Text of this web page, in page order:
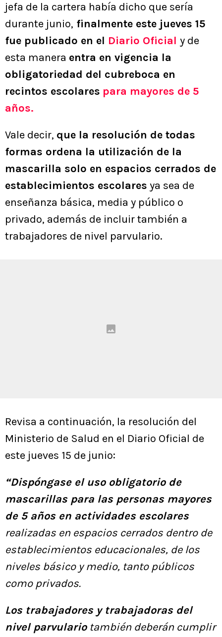
jefa de la cartera había dicho que sería
durante junio, finalmente este jueves 15
fue publicado en el Diario Oficial y de
esta manera entra en vigencia la
obligatoriedad del cubreboca en
recintos escolares para mayores de 5
años.
Vale decir, que la resolución de todas
formas ordena la utilización de la
mascarilla solo en espacios cerrados de
establecimientos escolares ya sea de
enseñanza básica, media y público o
privado, además de incluir también a
trabajadores de nivel parvulario.
Revisa a continuación, la resolución del
Ministerio de Salud en el Diario Oficial de
este jueves 15 de junio:
“Dispóngase el uso obligatorio de
mascarillas para las personas mayores
de 5 años en actividades escolares
realizadas en espacios cerrados dentro de
establecimientos educacionales, de los
niveles básico y medio, tanto públicos
como privados.
Los trabajadores y trabajadoras del
nivel parvulariotambién deberán cumplir